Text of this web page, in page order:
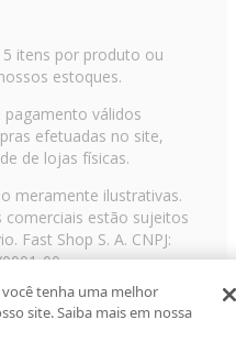
itens por produto ou
estoques.
pagamento válidos
efetuadas no site,
de lojas físicas.
meramente ilustrativas.
estão sujeitos
Fast Shop S. A. CNPJ:
00
Carandiru, São
11 3003-3728 ©
reservados
tenha uma melhor
site. Saiba mais em nossa